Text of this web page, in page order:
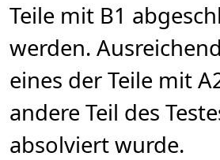
Teile mit B1
werden.
eines der Teile mit
andere Teil des
absolviert wurde.